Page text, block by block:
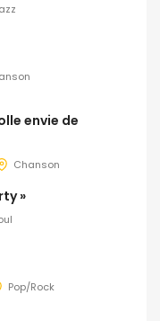
envie de
Chanson
»
Pop/Rock